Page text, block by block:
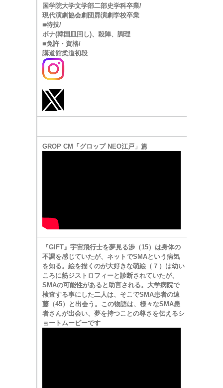
国学院大学文学部二部史学科卒業/
現代演劇協会劇団昴演劇学校卒業
■特技/
ボナ(韓国皿回し)、殺陣、調理
■免許・資格/
講道館柔道初段
GROP CM「グロップ NEO江戸」篇
『GIFT』宇宙飛行士を夢見る渉（15）は身体の
不調を感じていたが、ネットでSMAという病気
を知る。絵を描くのが大好きな萌絵（７）は幼い
ころに筋ジストロフィーと診断されていたが、
SMAの可能性があると助言される。大学病院で
検査する事にした二人は、そこでSMA患者の遠
藤（45）と出会う。この物語は、様々なSMA患
者さんが出会い、夢を持つことの尊さを伝えるシ
ョートムービーです